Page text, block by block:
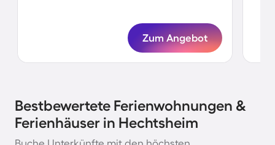
Zum Angebot
Bestbewertete Ferienwohnungen &
Ferienhäuser in Hechtsheim